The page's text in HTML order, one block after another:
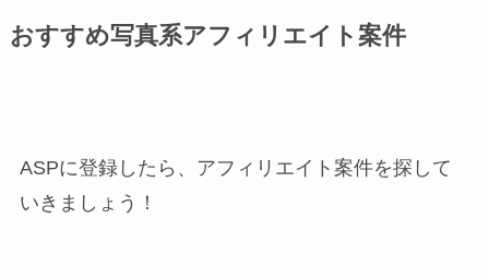
おすすめ写真系アフィリエイト案件
ASPに登録したら、アフィリエイト案件を探して
いきましょう！